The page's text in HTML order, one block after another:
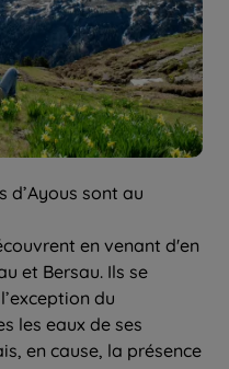
d’Ayous sont au
en venant d'en
et Bersau. Ils se
du
les eaux de ses
en cause, la présence